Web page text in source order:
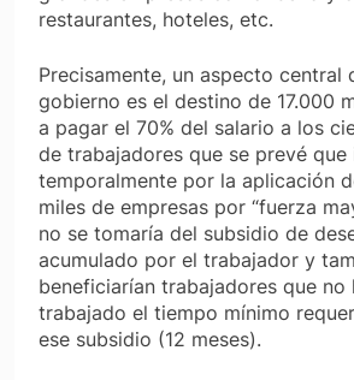
restaurantes, hoteles, etc.
Precisamente, un aspecto central
gobierno es el destino de 17.000
a pagar el 70% del salario a los
de trabajadores que se prevé que
temporalmente por la aplicación
miles de empresas por “fuerza
no se tomaría del subsidio de
acumulado por el trabajador y
beneficiarían trabajadores que no
trabajado el tiempo mínimo
ese subsidio (12 meses).